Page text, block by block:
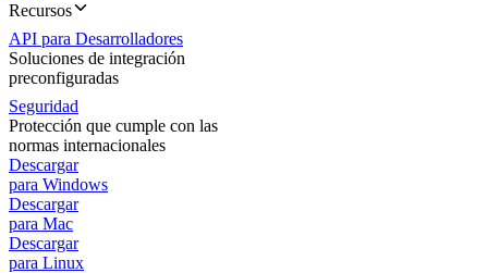
Recursos
API para Desarrolladores
Soluciones de integración
preconfiguradas
Seguridad
Protección que cumple con las
normas internacionales
Descargar
para Windows
Descargar
para Mac
Descargar
para Linux